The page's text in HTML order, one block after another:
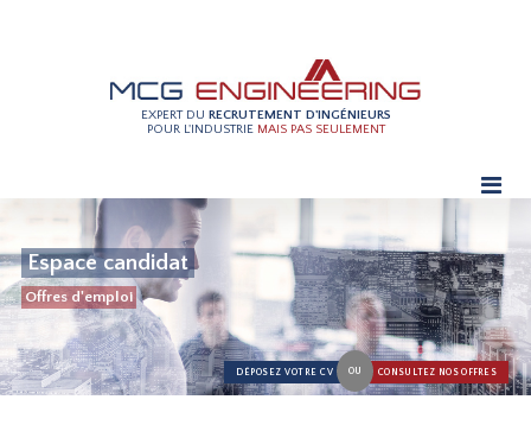
EXPERT DU RECRUTEMENT D'INGÉNIEURS
POUR L'INDUSTRIE MAIS PAS SEULEMENT
Espace candidat
Offres d'emploi
DÉPOSEZ VOTRE CV OU CONSULTEZ NOS OFFRES